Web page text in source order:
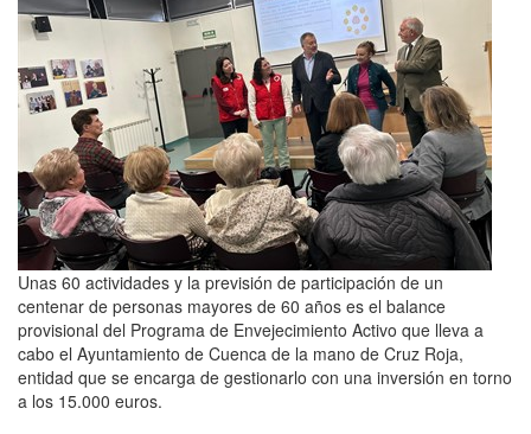
Unas 60 actividades y la previsión de participación de un
centenar de personas mayores de 60 años es el balance
provisional del Programa de Envejecimiento Activo que lleva a
cabo el Ayuntamiento de Cuenca de la mano de Cruz Roja,
entidad que se encarga de gestionarlo con una inversión en torno
a los 15.000 euros.